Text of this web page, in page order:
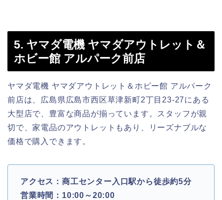
5. ヤマダ電機 ヤマダアウトレット＆
ホビー館 アルパーク前店
ヤマダ電機 ヤマダアウトレット＆ホビー館 アルパーク
前店は、広島県広島市西区草津新町2丁目23-27にある
大型店で、豊富な商品が揃っています。スタッフが親
切で、家電品のアウトレットもあり、リーズナブルな
価格で購入できます。
アクセス：商工センター入口駅から徒歩約5分
営業時間：10:00～20:00